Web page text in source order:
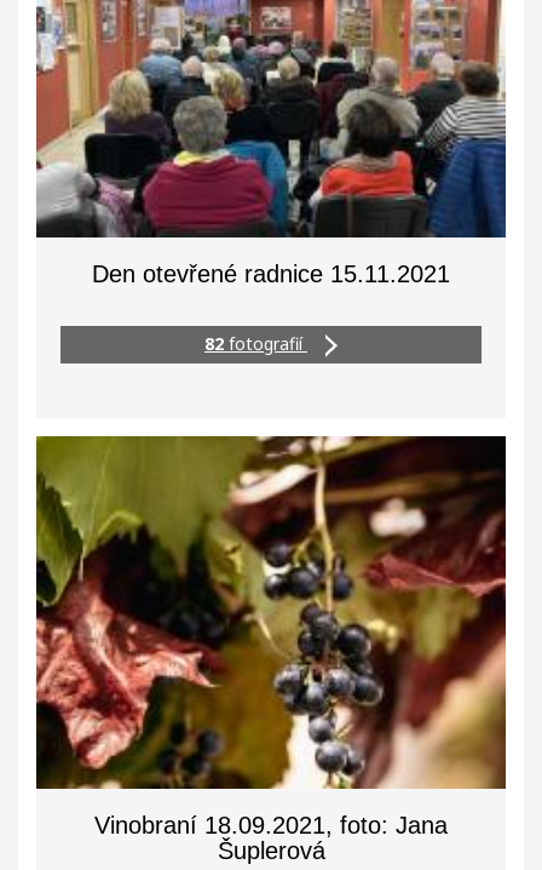
Den otevřené radnice 15.11.2021
82 fotografií
Vinobraní 18.09.2021, foto: Jana
Šuplerová